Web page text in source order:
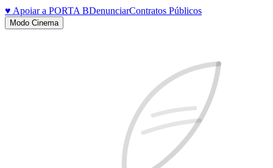
♥ Apoiar a PORTA BDenunciarContratos Públicos
Modo Cinema